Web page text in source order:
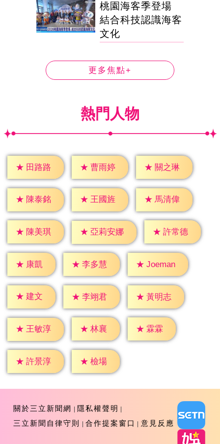
桃園海客季登場
結合科技認識海客
文化
更多焦點+
熱門人物
★ 田路路 ★ 曹雨婷 ★ 關之琳
★ 陳泰銘 ★ 王國旌 ★ 馬清偉
★ 陳美琪 ★ 亞莉安娜 ★ 許常德
★ 康凱 ★ 李多慧 ★ Joeman
★ 建文 ★ 李翊君 ★ 黃明志
★ 王敏淳 ★ 林襄 ★ 霖霖
★ 許景淳 ★ 檢場
關於三立新聞網
隱私權聲明
三立新聞自律守則
合作提案窗口 意見反應